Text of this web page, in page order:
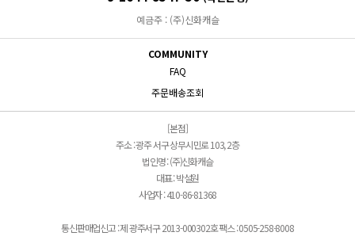
예금주 : (주)신화캐슬
COMMUNITY
FAQ
주문배송조회
[본점]
주소 : 광주 서구 상무시민로 103, 2층
법인명 : (주)신화캐슬
대표 : 박설원
사업자 : 410-86-81368
통신판매업신고 : 제 광주서구 2013-000302호 팩스 : 0505-258-8008